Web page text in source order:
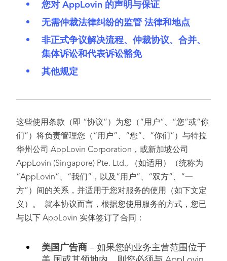
您对 AppLovin 的声明与保证
无需仲裁法律纠纷的监管 法律和地点
非正式争议解决流程、仲裁协议、合并、
集体诉讼和代表诉讼豁免
其他规定
这些使用条款（即 “协议”）为您（“用户”、“您”或“你
们”）将负责管理您（“用户”、“您”、“你们”）与特拉
华州公司 AppLovin Corporation，或新加坡公司
AppLovin (Singapore) Pte. Ltd., （如适用）（统称为
“AppLovin”、“我们”，以及“用户”、“双方”、“一
方”）间的关系，并适用于您对服务的使用（如下文定
义）。 就本协议而言，根据您使用服务的方式，您已
与以下 AppLovin 实体签订了合同：
美国广告商 – 如果您的业务主营范围位于